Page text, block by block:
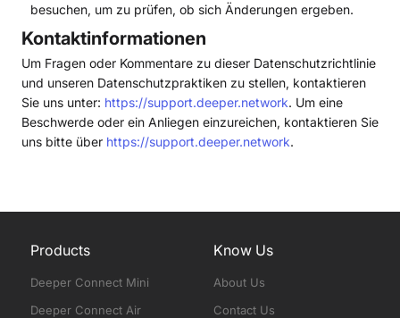
besuchen, um zu prüfen, ob sich Änderungen ergeben.
Kontaktinformationen
Um Fragen oder Kommentare zu dieser Datenschutzrichtlinie
und unseren Datenschutzpraktiken zu stellen, kontaktieren
Sie uns unter: https://support.deeper.network. Um eine
Beschwerde oder ein Anliegen einzureichen, kontaktieren Sie
uns bitte über https://support.deeper.network.
Products
Deeper Connect Mini
Deeper Connect Air
Know Us
About Us
Contact Us